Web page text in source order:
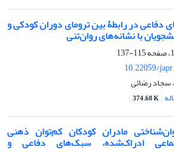
دفاعی در رابطۀ بین ترومای دوران کودکی و
با نشانه‌های روان‌تنی
115-137
10.22059/
سجاد رضائی
374.68 K
مادران کودکان کم‌توان ‌ذهنی
ادراک‌شده، سبک‌های دفاعی و